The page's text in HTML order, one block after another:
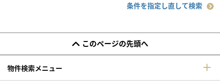
条件を指定し直して検索
このページの先頭へ
物件検索メニュー